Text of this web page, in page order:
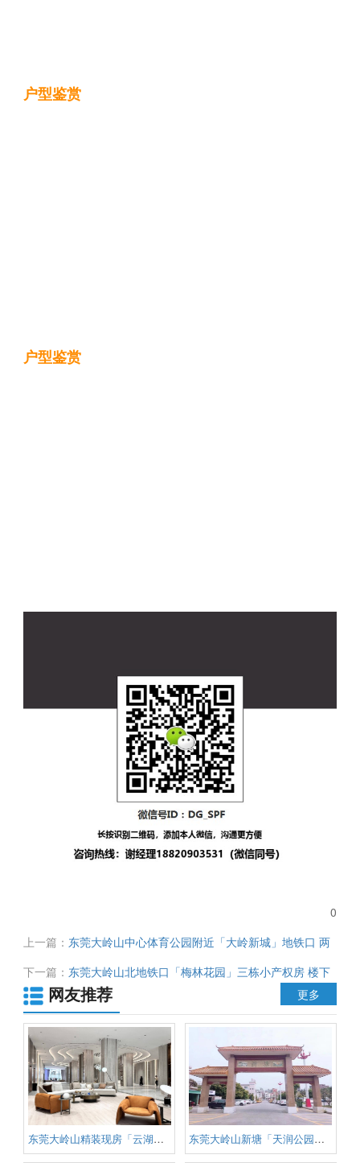
户型鉴赏
户型鉴赏
0
上一篇： 东莞大岭山中心体育公园附近「大岭新城」地铁口 两
大栋统建楼 南北通透 视野开阔 均价7500元 首付3成起 分期利
息低
下一篇： 东莞大岭山北地铁口「梅林花园」三栋小产权房 楼下
公园 大型停车场 单价2980元起 可无条件分期
网友推荐 更多
东莞大岭山精装现房「云湖国际」 东莞大岭山新塘「天润公园壹号」